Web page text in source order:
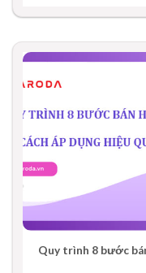
Quy trình 8 bước